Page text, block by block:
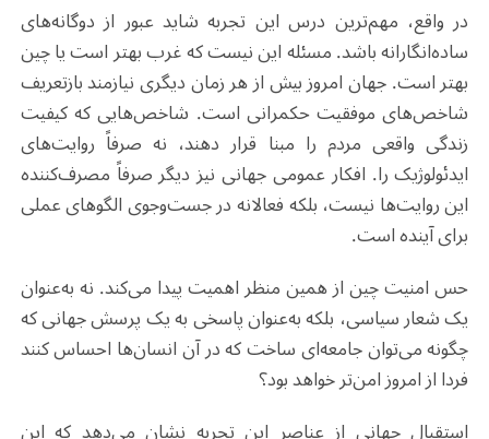
در واقع، مهم‌ترین درس این تجربه شاید عبور از دوگانه‌های
ساده‌انگارانه باشد. مسئله این نیست که غرب بهتر است یا چین
بهتر است. جهان امروز بیش از هر زمان دیگری نیازمند بازتعریف
شاخص‌های موفقیت حکمرانی است. شاخص‌هایی که کیفیت
زندگی واقعی مردم را مبنا قرار دهند، نه صرفاً روایت‌های
ایدئولوژیک را. افکار عمومی جهانی نیز دیگر صرفاً مصرف‌کننده
این روایت‌ها نیست، بلکه فعالانه در جست‌وجوی الگوهای عملی
برای آینده است.
حس امنیت چین از همین منظر اهمیت پیدا می‌کند. نه به‌عنوان
یک شعار سیاسی، بلکه به‌عنوان پاسخی به یک پرسش جهانی که‌
چگونه می‌توان جامعه‌ای ساخت که در آن انسان‌ها احساس کنند
فردا از امروز امن‌تر خواهد بود؟